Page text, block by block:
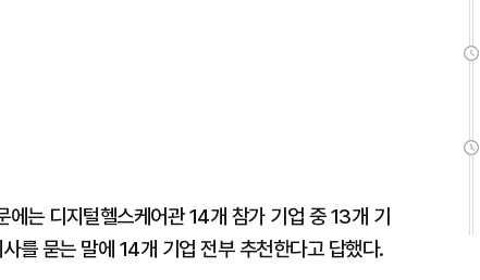
는 디지털헬스케어관 14개 참가 기업 중 13개 기
를 묻는 말에 14개 기업 전부 추천한다고 답했다.